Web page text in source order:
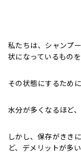
私たちは、シャンプ
状になっているものを
その状態にするため
水分が多くなるほど
しかし、保存がきき
ど、デメリットが多